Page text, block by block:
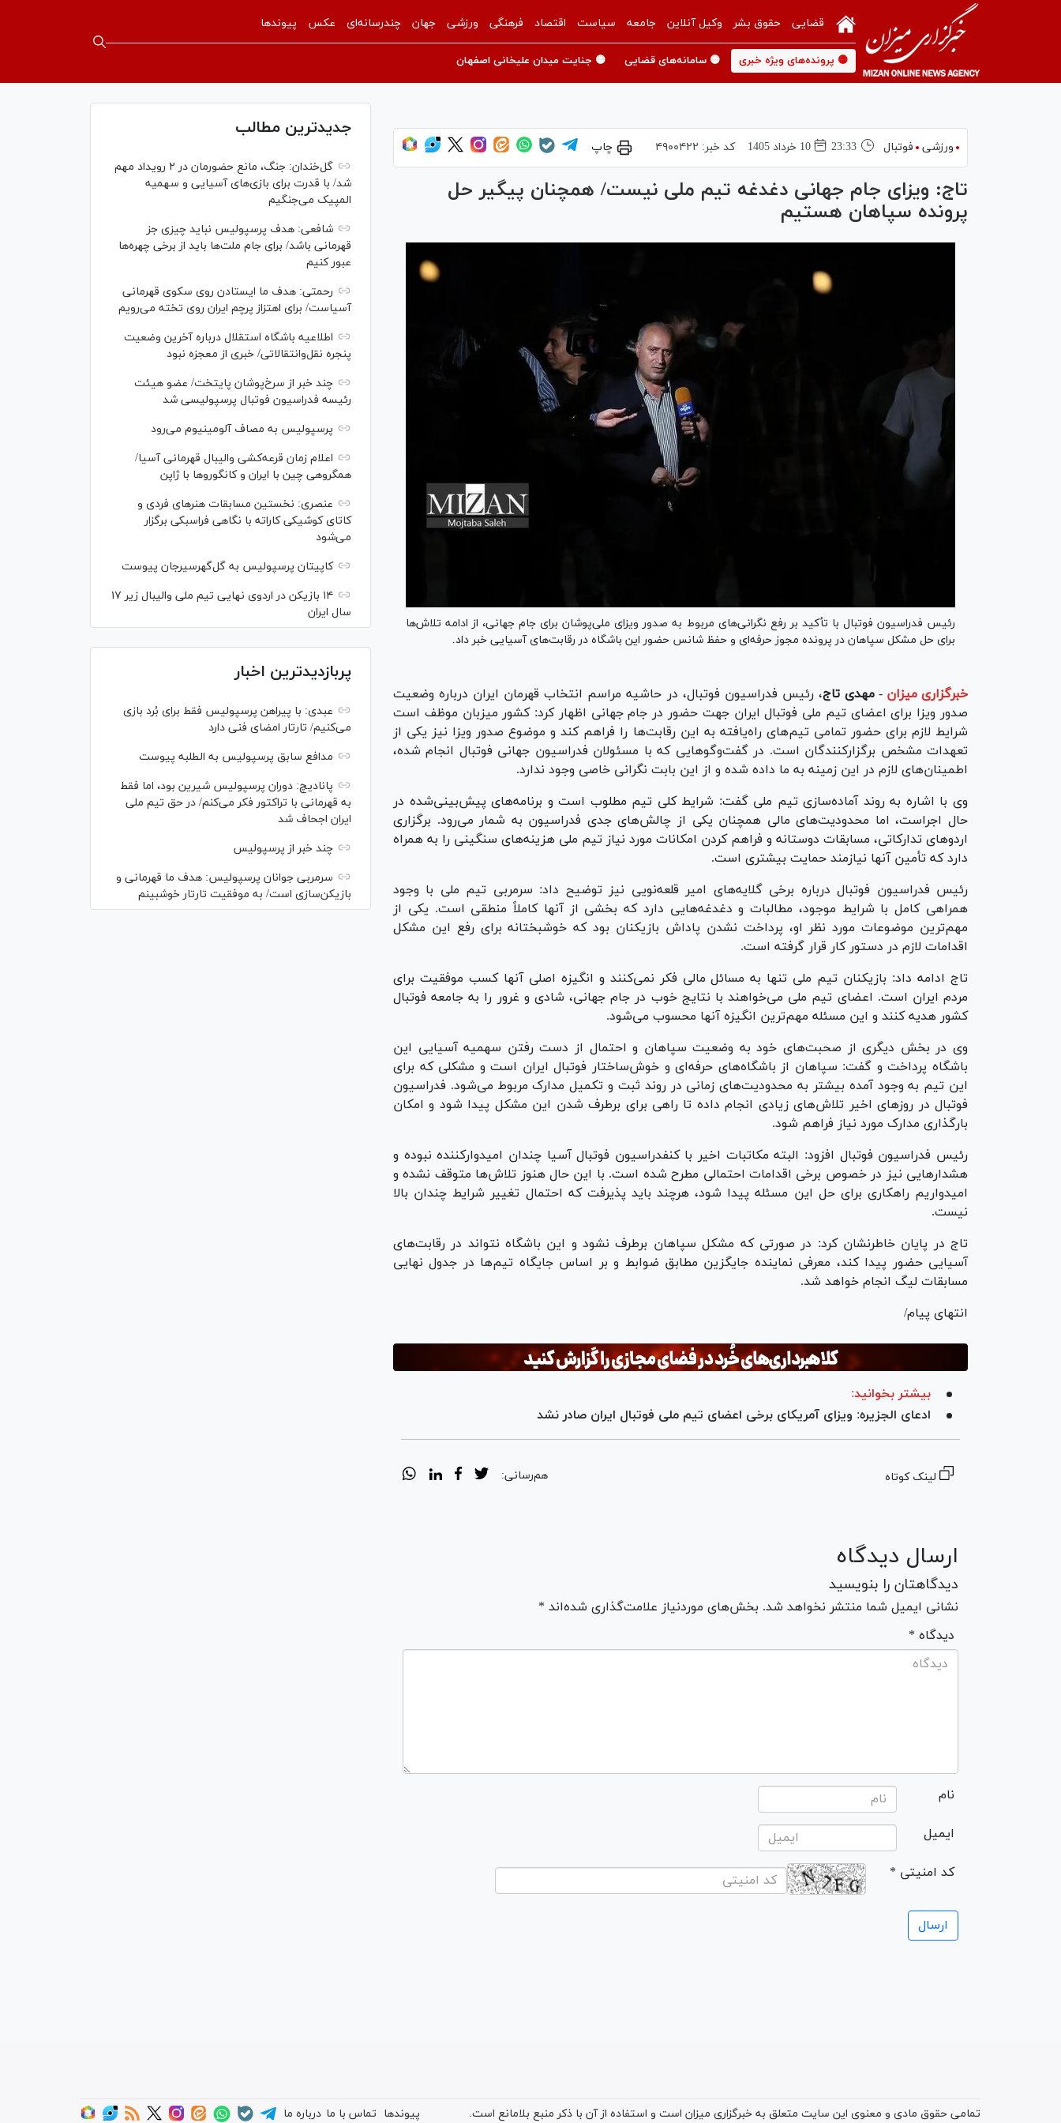
قضایی حقوق بشر وکیل آنلاین جامعه سیاست اقتصاد فرهنگی ورزشی جهان چندرسانه‌ای عکس پیوندها
🟡 پرونده‌های ویژه خبری 🟡 سامانه‌های قضایی 🟡 جنایت میدان علیخانی اصفهان
ورزشی فوتبال 23:33 10 خرداد 1405 کد خبر: ۴۹۰۰۴۲۲ چاپ
تاج: ویزای جام جهانی دغدغه تیم ملی نیست/ همچنان پیگیر حل
پرونده سپاهان هستیم
رئیس فدراسیون فوتبال با تأکید بر رفع نگرانی‌های مربوط به صدور ویزای ملی‌پوشان برای جام جهانی، از ادامه تلاش‌ها
برای حل مشکل سپاهان در پرونده مجوز حرفه‌ای و حفظ شانس حضور این باشگاه در رقابت‌های آسیایی خبر داد.
خبرگزاری میزان - مهدی تاج، رئیس فدراسیون فوتبال، در حاشیه مراسم انتخاب قهرمان ایران درباره وضعیت
صدور ویزا برای اعضای تیم ملی فوتبال ایران جهت حضور در جام جهانی اظهار کرد: کشور میزبان موظف است
شرایط لازم برای حضور تمامی تیم‌های راه‌یافته به این رقابت‌ها را فراهم کند و موضوع صدور ویزا نیز یکی از
تعهدات مشخص برگزارکنندگان است. در گفت‌و‌گو‌هایی که با مسئولان فدراسیون جهانی فوتبال انجام شده،
اطمینان‌های لازم در این زمینه به ما داده شده و از این بابت نگرانی خاصی وجود ندارد.
وی با اشاره به روند آماده‌سازی تیم ملی گفت: شرایط کلی تیم مطلوب است و برنامه‌های پیش‌بینی‌شده در
حال اجراست، اما محدودیت‌های مالی همچنان یکی از چالش‌های جدی فدراسیون به شمار می‌رود. برگزاری
اردو‌های تدارکاتی، مسابقات دوستانه و فراهم کردن امکانات مورد نیاز تیم ملی هزینه‌های سنگینی را به همراه
دارد که تأمین آنها نیازمند حمایت بیشتری است.
رئیس فدراسیون فوتبال درباره برخی گلایه‌های امیر قلعه‌نویی نیز توضیح داد: سرمربی تیم ملی با وجود
همراهی کامل با شرایط موجود، مطالبات و دغدغه‌هایی دارد که بخشی از آنها کاملاً منطقی است. یکی از
مهم‌ترین موضوعات مورد نظر او، پرداخت نشدن پاداش بازیکنان بود که خوشبختانه برای رفع این مشکل
اقدامات لازم در دستور کار قرار گرفته است.
تاج ادامه داد: بازیکنان تیم ملی تنها به مسائل مالی فکر نمی‌کنند و انگیزه اصلی آنها کسب موفقیت برای
مردم ایران است. اعضای تیم ملی می‌خواهند با نتایج خوب در جام جهانی، شادی و غرور را به جامعه فوتبال
کشور هدیه کنند و این مسئله مهم‌ترین انگیزه آنها محسوب می‌شود.
وی در بخش دیگری از صحبت‌های خود به وضعیت سپاهان و احتمال از دست رفتن سهمیه آسیایی این
باشگاه پرداخت و گفت: سپاهان از باشگاه‌های حرفه‌ای و خوش‌ساختار فوتبال ایران است و مشکلی که برای
این تیم به وجود آمده بیشتر به محدودیت‌های زمانی در روند ثبت و تکمیل مدارک مربوط می‌شود. فدراسیون
فوتبال در روز‌های اخیر تلاش‌های زیادی انجام داده تا راهی برای برطرف شدن این مشکل پیدا شود و امکان
بارگذاری مدارک مورد نیاز فراهم شود.
رئیس فدراسیون فوتبال افزود: البته مکاتبات اخیر با کنفدراسیون فوتبال آسیا چندان امیدوارکننده نبوده و
هشدار‌هایی نیز در خصوص برخی اقدامات احتمالی مطرح شده است. با این حال هنوز تلاش‌ها متوقف نشده و
امیدواریم راهکاری برای حل این مسئله پیدا شود، هرچند باید پذیرفت که احتمال تغییر شرایط چندان بالا
نیست.
تاج در پایان خاطرنشان کرد: در صورتی که مشکل سپاهان برطرف نشود و این باشگاه نتواند در رقابت‌های
آسیایی حضور پیدا کند، معرفی نماینده جایگزین مطابق ضوابط و بر اساس جایگاه تیم‌ها در جدول نهایی
مسابقات لیگ انجام خواهد شد.
انتهای پیام/
بیشتر بخوانید:
ادعای الجزیره: ویزای آمریکای برخی اعضای تیم ملی فوتبال ایران صادر نشد
لینک کوتاه هم‌رسانی:
ارسال دیدگاه
دیدگاهتان را بنویسید
نشانی ایمیل شما منتشر نخواهد شد. بخش‌های موردنیاز علامت‌گذاری شده‌اند *
* دیدگاه
نام
ایمیل
* کد امنیتی
جدیدترین مطالب
گل‌خندان: جنگ، مانع حضورمان در ۲ رویداد مهم
شد/ با قدرت برای بازی‌های آسیایی و سهمیه
المپیک می‌جنگیم
شافعی: هدف پرسپولیس نباید چیزی جز
قهرمانی باشد/ برای جام ملت‌ها باید از برخی چهره‌ها
عبور کنیم
رحمتی: هدف ما ایستادن روی سکوی قهرمانی
آسیاست/ برای اهتزاز پرچم ایران روی تخته می‌رویم
اطلاعیه باشگاه استقلال درباره آخرین وضعیت
پنجره نقل‌وانتقالاتی/ خبری از معجزه نبود
چند خبر از سرخ‌پوشان پایتخت/ عضو هیئت
رئیسه فدراسیون فوتبال پرسپولیسی شد
پرسپولیس به مصاف آلومینیوم می‌رود
اعلام زمان قرعه‌کشی والیبال قهرمانی آسیا/
همگروهی چین با ایران و کانگورو‌ها با ژاپن
عنصری: نخستین مسابقات هنر‌های فردی و
کاتای کوشیکی کاراته با نگاهی فراسبکی برگزار
می‌شود
کاپیتان پرسپولیس به گل‌گهرسیرجان پیوست
۱۴ بازیکن در اردوی نهایی تیم ملی والیبال زیر ۱۷
سال ایران
پربازدیدترین اخبار
عبدی: با پیراهن پرسپولیس فقط برای بُرد بازی
می‌کنیم/ تارتار امضای فنی دارد
مدافع سابق پرسپولیس به الطلبه پیوست
پانادیچ: دوران پرسپولیس شیرین بود، اما فقط
به قهرمانی با تراکتور فکر می‌کنم/ در حق تیم ملی
ایران اجحاف شد
چند خبر از پرسپولیس
سرمربی جوانان پرسپولیس: هدف ما قهرمانی و
بازیکن‌سازی است/ به موفقیت تارتار خوشبینم
تمامی حقوق مادی و معنوی این سایت متعلق به خبرگزاری میزان است و استفاده از آن با ذکر منبع بلامانع است.
پیوندها تماس با ما درباره ما